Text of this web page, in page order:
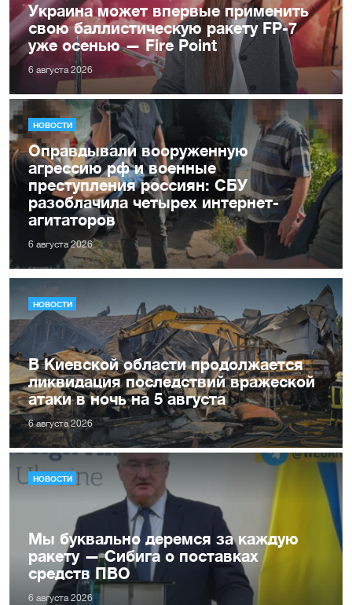
Украина может впервые применить
свою баллистическую ракету FP-7
уже осенью — Fire Point
6 августа 2026
НОВОСТИ
Оправдывали вооруженную
агрессию рф и военные
преступления россиян: СБУ
разоблачила четырех интернет-
агитаторов
6 августа 2026
НОВОСТИ
В Киевской области продолжается
ликвидация последствий вражеской
атаки в ночь на 5 августа
6 августа 2026
НОВОСТИ
Мы буквально деремся за каждую
ракету — Сибига о поставках
средств ПВО
6 августа 2026